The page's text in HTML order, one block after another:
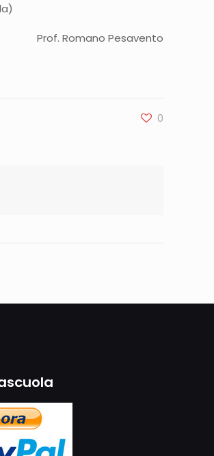
Prof. Romano Pesavento
0